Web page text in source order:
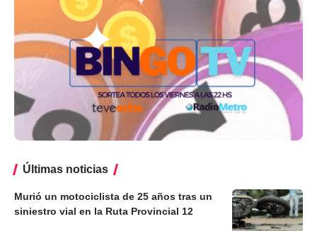
Últimas noticias
Murió un motociclista de 25 años tras un
siniestro vial en la Ruta Provincial 12